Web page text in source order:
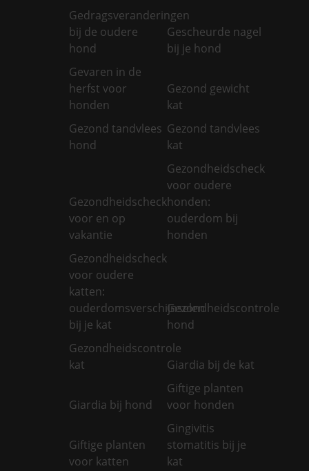
Gedragsveranderingen
bij de oudere
hond
Gescheurde nagel
bij je hond
Gevaren in de
herfst voor
honden
Gezond gewicht
kat
Gezond tandvlees
hond
Gezond tandvlees
kat
Gezondheidscheck
voor en op
vakantie
Gezondheidscheck
voor oudere
honden:
ouderdom bij
honden
Gezondheidscheck
voor oudere
katten:
ouderdomsverschijnselen
bij je kat
Gezondheidscontrole
hond
Gezondheidscontrole
kat
Giardia bij de kat
Giardia bij hond
Giftige planten
voor honden
Giftige planten
voor katten
Gingivitis
stomatitis bij je
kat